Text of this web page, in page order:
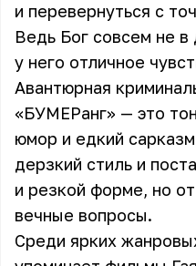
и перевернуться с
Ведь Бог совсем не в
у него отличное
Авантюрная
«БУМЕРанг» — это
юмор и едкий
дерзкий стиль и
и резкой форме, но
вечные вопросы.
Среди ярких